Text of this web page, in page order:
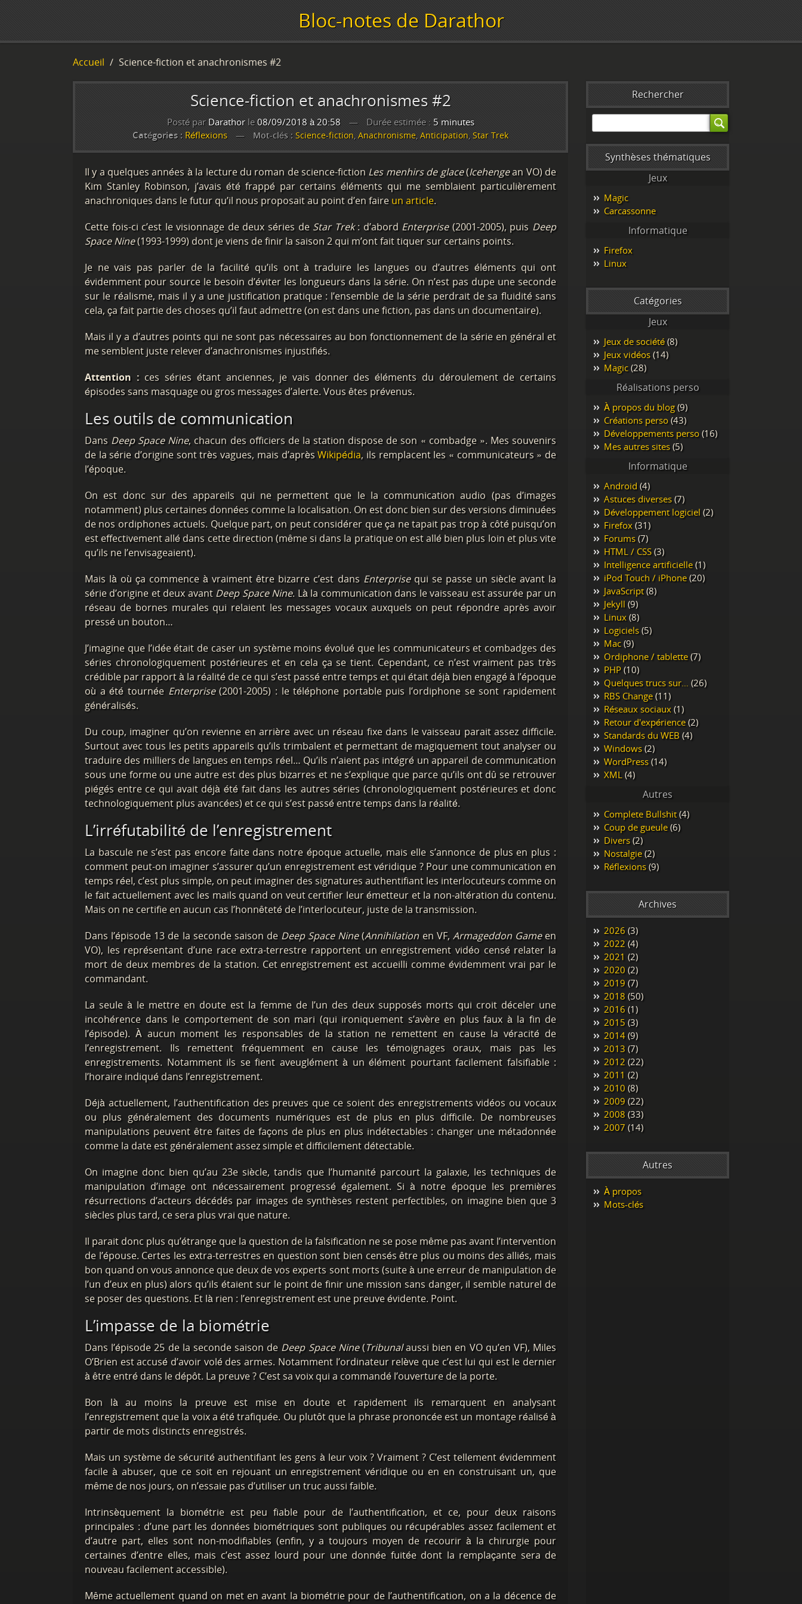
Bloc-notes de Darathor
Accueil Science-fiction et anachronismes #2
Science-fiction et anachronismes #2
Posté par Darathorle08/09/2018 à 20:58 Durée estimée : 5 minutes
Catégories : Réflexions Mot-clés : Science-fiction, Anachronisme, Anticipation, Star Trek
Il y a quelques années à la lecture du roman de science-fiction Les menhirs de glace(Icehengean VO) de
Kim Stanley Robinson, j’avais été frappé par certains éléments qui me semblaient particulièrement
anachroniques dans le futur qu’il nous proposait au point d’en faire un article.
Cette fois-ci c’est le visionnage de deux séries de Star Trek: d’abord Enterprise(2001-2005), puis Deep
Space Nine(1993-1999) dont je viens de finir la saison 2 qui m’ont fait tiquer sur certains points.
Je ne vais pas parler de la facilité qu’ils ont à traduire les langues ou d’autres éléments qui ont
évidemment pour source le besoin d’éviter les longueurs dans la série. On n’est pas dupe une seconde
sur le réalisme, mais il y a une justification pratique : l’ensemble de la série perdrait de sa fluidité sans
cela, ça fait partie des choses qu’il faut admettre (on est dans une fiction, pas dans un documentaire).
Mais il y a d’autres points qui ne sont pas nécessaires au bon fonctionnement de la série en général et
me semblent juste relever d’anachronismes injustifiés.
Attention : ces séries étant anciennes, je vais donner des éléments du déroulement de certains
épisodes sans masquage ou gros messages d’alerte. Vous êtes prévenus.
Les outils de communication
Dans Deep Space Nine, chacun des officiers de la station dispose de son « combadge ». Mes souvenirs
de la série d’origine sont très vagues, mais d’aprèsWikipédia, ils remplacent les « communicateurs » de
l’époque.
On est donc sur des appareils qui ne permettent que le la communication audio (pas d’images
notamment) plus certaines données comme la localisation. On est donc bien sur des versions diminuées
de nos ordiphones actuels. Quelque part, on peut considérer que ça ne tapait pas trop à côté puisqu’on
est effectivement allé dans cette direction (même si dans la pratique on est allé bien plus loin et plus vite
qu’ils ne l’envisageaient).
Mais là où ça commence à vraiment être bizarre c’est dans Enterprisequi se passe un siècle avant la
série d’origine et deux avant Deep Space Nine. Là la communication dans le vaisseau est assurée par un
réseau de bornes murales qui relaient les messages vocaux auxquels on peut répondre après avoir
pressé un bouton…
J’imagine que l’idée était de caser un système moins évolué que les communicateurs et combadges des
séries chronologiquement postérieures et en cela ça se tient. Cependant, ce n’est vraiment pas très
crédible par rapport à la réalité de ce qui s’est passé entre temps et qui était déjà bien engagé à l’époque
où a été tournée Enterprise(2001-2005) : le téléphone portable puis l’ordiphone se sont rapidement
généralisés.
Du coup, imaginer qu’on revienne en arrière avec un réseau fixe dans le vaisseau parait assez difficile.
Surtout avec tous les petits appareils qu’ils trimbalent et permettant de magiquement tout analyser ou
traduire des milliers de langues en temps réel… Qu’ils n’aient pas intégré un appareil de communication
sous une forme ou une autre est des plus bizarres et ne s’explique que parce qu’ils ont dû se retrouver
piégés entre ce qui avait déjà été fait dans les autres séries (chronologiquement postérieures et donc
technologiquement plus avancées) et ce qui s’est passé entre temps dans la réalité.
L’irréfutabilité de l’enregistrement
La bascule ne s’est pas encore faite dans notre époque actuelle, mais elle s’annonce de plus en plus :
comment peut-on imaginer s’assurer qu’un enregistrement est véridique ? Pour une communication en
temps réel, c’est plus simple, on peut imaginer des signatures authentifiant les interlocuteurs comme on
le fait actuellement avec les mails quand on veut certifier leur émetteur et la non-altération du contenu.
Mais on ne certifie en aucun cas l’honnêteté de l’interlocuteur, juste de la transmission.
Dans l’épisode 13 de la seconde saison de Deep Space Nine(Annihilation en VF, Armageddon Gameen
VO), les représentant d’une race extra-terrestre rapportent un enregistrement vidéo censé relater la
mort de deux membres de la station. Cet enregistrement est accueilli comme évidemment vrai par le
commandant.
La seule à le mettre en doute est la femme de l’un des deux supposés morts qui croit déceler une
incohérence dans le comportement de son mari (qui ironiquement s’avère en plus faux à la fin de
l’épisode). À aucun moment les responsables de la station ne remettent en cause la véracité de
l’enregistrement. Ils remettent fréquemment en cause les témoignages oraux, mais pas les
enregistrements. Notamment ils se fient aveuglément à un élément pourtant facilement falsifiable :
l’horaire indiqué dans l’enregistrement.
Déjà actuellement, l’authentification des preuves que ce soient des enregistrements vidéos ou vocaux
ou plus généralement des documents numériques est de plus en plus difficile. De nombreuses
manipulations peuvent être faites de façons de plus en plus indétectables : changer une métadonnée
comme la date est généralement assez simple et difficilement détectable.
On imagine donc bien qu’au 23e siècle, tandis que l’humanité parcourt la galaxie, les techniques de
manipulation d’image ont nécessairement progressé également. Si à notre époque les premières
résurrections d’acteurs décédés par images de synthèses restent perfectibles, on imagine bien que 3
siècles plus tard, ce sera plus vrai que nature.
Il parait donc plus qu’étrange que la question de la falsification ne se pose même pas avant l’intervention
de l’épouse. Certes les extra-terrestres en question sont bien censés être plus ou moins des alliés, mais
bon quand on vous annonce que deux de vos experts sont morts (suite à une erreur de manipulation de
l’un d’eux en plus) alors qu’ils étaient sur le point de finir une mission sans danger, il semble naturel de
se poser des questions. Et là rien : l’enregistrement est une preuve évidente. Point.
L’impasse de la biométrie
Dans l’épisode 25 de la seconde saison de Deep Space Nine(Tribunalaussi bien en VO qu’en VF), Miles
O’Brien est accusé d’avoir volé des armes. Notamment l’ordinateur relève que c’est lui qui est le dernier
à être entré dans le dépôt. La preuve ? C’est sa voix qui a commandé l’ouverture de la porte.
Bon là au moins la preuve est mise en doute et rapidement ils remarquent en analysant
l’enregistrement que la voix a été trafiquée. Ou plutôt que la phrase prononcée est un montage réalisé à
partir de mots distincts enregistrés.
Mais un système de sécurité authentifiant les gens à leur voix ? Vraiment ? C’est tellement évidemment
facile à abuser, que ce soit en rejouant un enregistrement véridique ou en en construisant un, que
même de nos jours, on n’essaie pas d’utiliser un truc aussi faible.
Intrinsèquement la biométrie est peu fiable pour de l’authentification, et ce, pour deux raisons
principales : d’une part les données biométriques sont publiques ou récupérables assez facilement et
d’autre part, elles sont non-modifiables (enfin, y a toujours moyen de recourir à la chirurgie pour
certaines d’entre elles, mais c’est assez lourd pour une donnée fuitée dont la remplaçante sera de
nouveau facilement accessible).
Même actuellement quand on met en avant la biométrie pour de l’authentification, on a la décence de
Rechercher
Synthèses thématiques
Jeux
Magic
Carcassonne
Informatique
Firefox
Linux
Catégories
Jeux
Jeux de société (8)
Jeux vidéos (14)
Magic (28)
Réalisations perso
À propos du blog (9)
Créations perso (43)
Développements perso (16)
Mes autres sites (5)
Informatique
Android (4)
Astuces diverses (7)
Développement logiciel (2)
Firefox (31)
Forums (7)
HTML / CSS (3)
Intelligence artificielle (1)
iPod Touch / iPhone (20)
JavaScript (8)
Jekyll (9)
Linux (8)
Logiciels (5)
Mac (9)
Ordiphone / tablette (7)
PHP (10)
Quelques trucs sur… (26)
RBS Change (11)
Réseaux sociaux (1)
Retour d'expérience (2)
Standards du WEB (4)
Windows (2)
WordPress (14)
XML (4)
Autres
Complete Bullshit (4)
Coup de gueule (6)
Divers (2)
Nostalgie (2)
Réflexions (9)
Archives
2026 (3)
2022 (4)
2021 (2)
2020 (2)
2019 (7)
2018 (50)
2016 (1)
2015 (3)
2014 (9)
2013 (7)
2012 (22)
2011 (2)
2010 (8)
2009 (22)
2008 (33)
2007 (14)
Autres
À propos
Mots-clés